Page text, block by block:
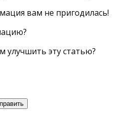
вам не пригодилась!
улучшить эту статью?